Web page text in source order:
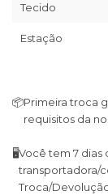
Tecido
Estação
📦Primeira troca
requisitos da
🖥Você tem 7 dias
transportadora/
Troca/